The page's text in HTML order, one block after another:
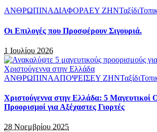
ΑΝΘΡΩΠΙΝΑΔΙΑΦΟΡΑΕΥ ΖΗΝΤαξίδι
Οι Επιλογές που Προσφέρουν Σιγουριά.
1 Ιουλίου 2026
ΑΝΘΡΩΠΙΝΑΑΠΟΨΕΙΣΕΥ ΖΗΝΤαξίδι
Χριστούγεννα στην Ελλάδα: 5 Μαγευτικοί
Προορισμοί για Αξέχαστες Γιορτές
28 Νοεμβρίου 2025